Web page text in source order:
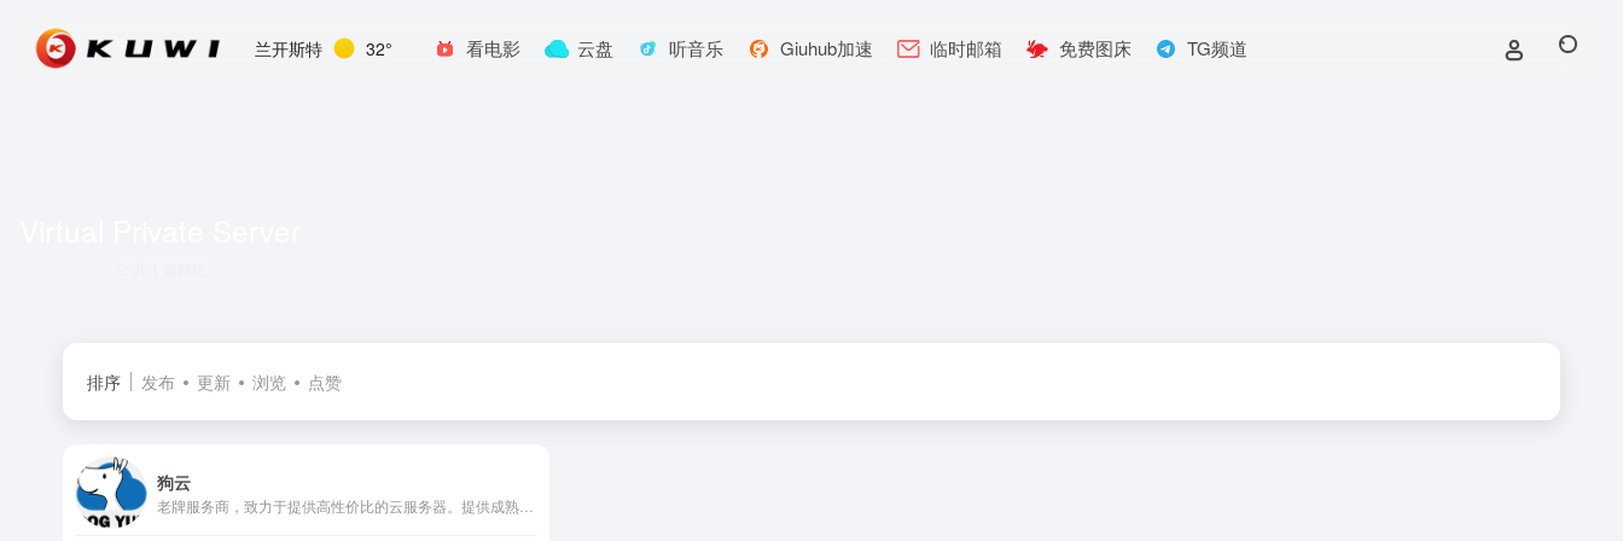
兰开斯特 32° 看电影 云盘 听音乐 Giuhub加速 临时邮箱 免费图床 TG频道
排序 发布 更新 浏览 点赞
狗云